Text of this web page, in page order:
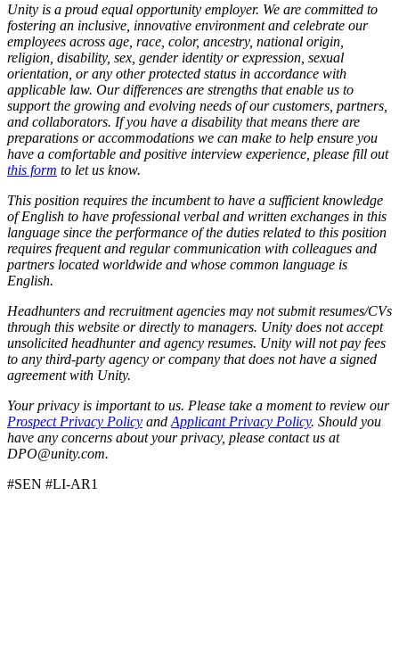
Unity is a proud equal opportunity employer. We are committed to
fostering an inclusive, innovative environment and celebrate our
employees across age, race, color, ancestry, national origin,
religion, disability, sex, gender identity or expression, sexual
orientation, or any other protected status in accordance with
applicable law. Our differences are strengths that enable us to
support the growing and evolving needs of our customers, partners,
and collaborators. If you have a disability that means there are
preparations or accommodations we can make to help ensure you
have a comfortable and positive interview experience, please fill out
this form to let us know.
This position requires the incumbent to have a sufficient knowledge
of English to have professional verbal and written exchanges in this
language since the performance of the duties related to this position
requires frequent and regular communication with colleagues and
partners located worldwide and whose common language is
English.
Headhunters and recruitment agencies may not submit resumes/CVs
through this website or directly to managers. Unity does not accept
unsolicited headhunter and agency resumes. Unity will not pay fees
to any third-party agency or company that does not have a signed
agreement with Unity.
Your privacy is important to us. Please take a moment to review our
Prospect Privacy Policy and Applicant Privacy Policy. Should you
have any concerns about your privacy, please contact us at
DPO@unity.com.
#SEN #LI-AR1